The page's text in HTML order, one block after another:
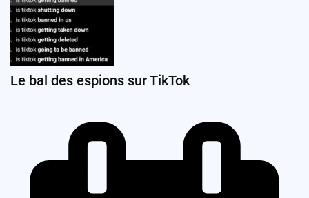
Le bal des espions sur TikTok